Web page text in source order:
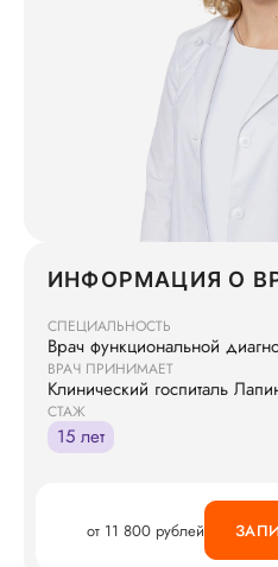
ИНФОРМАЦИЯ О
СПЕЦИАЛЬНОСТЬ
Врач функциональной
ВРАЧ ПРИНИМАЕТ
Клинический госпиталь
СТАЖ
15 лет
от 11 800 рублей